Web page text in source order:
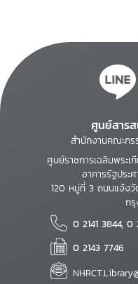
ศูนย์สาร
สำนักงานคณะก
ศูนย์ราชการเฉลิมพระ
อาคารรัฐประ
120 หมู่ที่ 3 ถนนแจ้ง
กรุ
0 2141 3844, 0
0 2143 7746